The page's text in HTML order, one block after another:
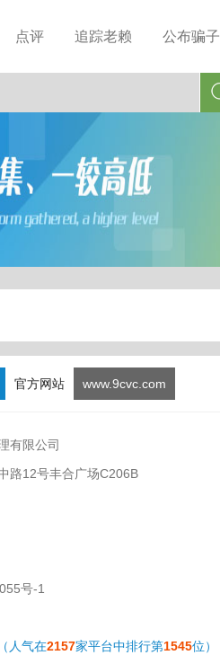
点评 追踪老赖 公布骗子
官方网站 www.9cvc.com
有限公司
路12号丰合广场C206B
号-1
（人气在2157家平台中排行第1545位）